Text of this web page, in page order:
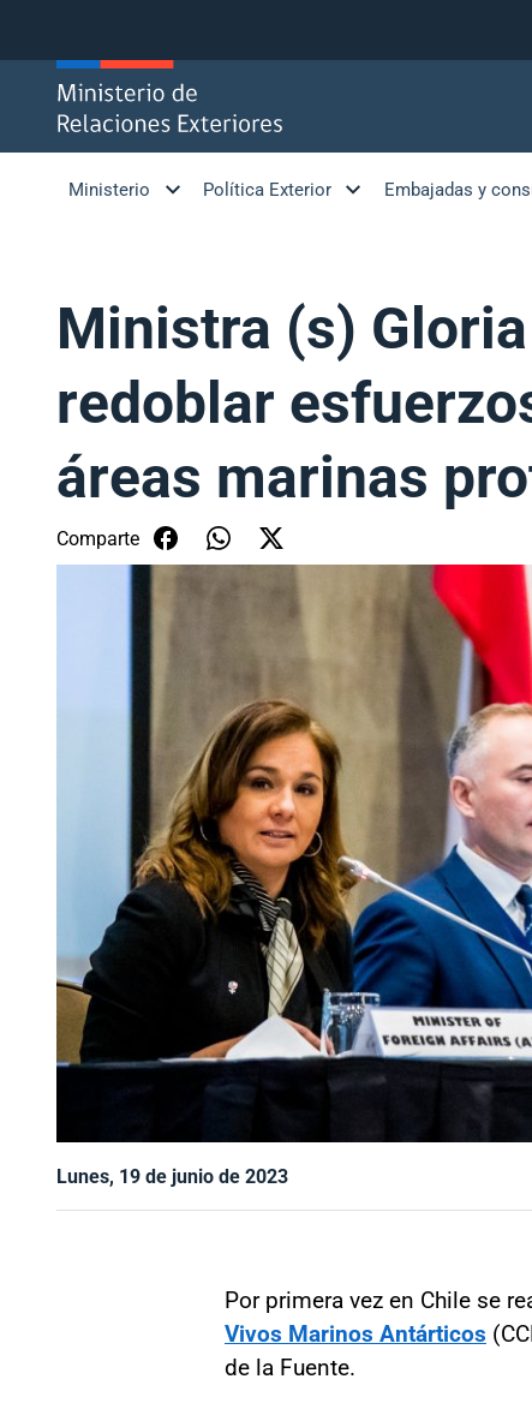
Ministerio Política Exterior Embajadas y
Ministra (s)
redoblar
áreas marinas
Comparte
Lunes, 19 de junio de 2023
Por primera vez en Chile se
Vivos Marinos Antárticos
de la Fuente.